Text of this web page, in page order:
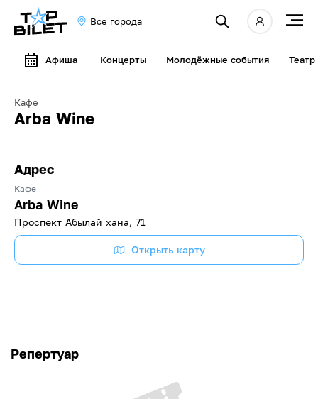
Все города
Афиша Концерты Молодёжные события Театр
Кафе
Arba Wine
Адрес
Кафе
Arba Wine
​Проспект Абылай хана, 71
Открыть карту
Репертуар